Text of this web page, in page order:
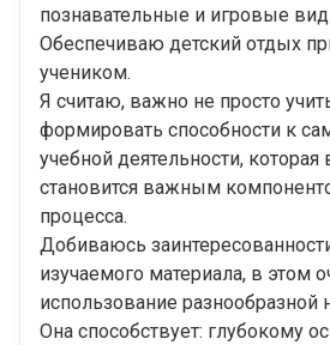
познавательные и игровые
Обеспечиваю детский отдых
учеником.
Я считаю, важно не просто
формировать способности к
учебной деятельности,
становится важным
процесса.
Добиваюсь
изучаемого материала, в этом
использование разнообразной
Она способствует: глубокому